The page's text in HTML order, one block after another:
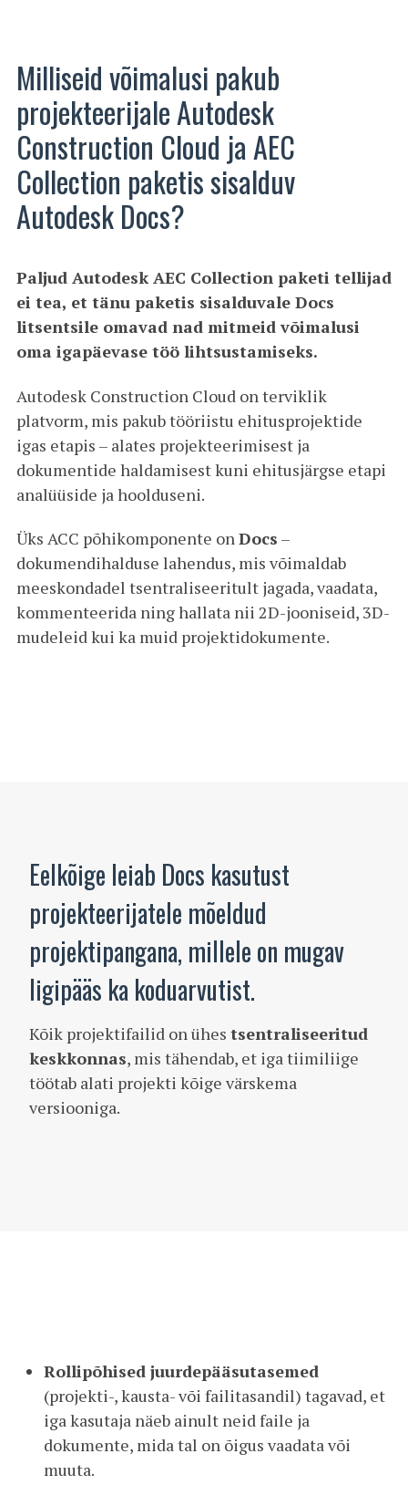
Milliseid võimalusi pakub
projekteerijale Autodesk
Construction Cloud ja AEC
Collection paketis sisalduv
Autodesk Docs?
Paljud Autodesk AEC Collection paketi tellijad
ei tea, et tänu paketis sisalduvale Docs
litsentsile omavad nad mitmeid võimalusi
oma igapäevase töö lihtsustamiseks.
Autodesk Construction Cloud on terviklik
platvorm, mis pakub tööriistu ehitusprojektide
igas etapis – alates projekteerimisest ja
dokumentide haldamisest kuni ehitusjärgse etapi
analüüside ja hoolduseni.
Üks ACC põhikomponente onDocs –
dokumendihalduse lahendus, mis võimaldab
meeskondadel tsentraliseeritult jagada, vaadata,
kommenteerida ning hallata nii 2D-jooniseid, 3D-
mudeleid kui ka muid projektidokumente.
Eelkõige leiab Docs kasutust
projekteerijatele mõeldud
projektipangana, millele on mugav
ligipääs ka koduarvutist.
Kõik projektifailid on ühes tsentraliseeritud
keskkonnas, mis tähendab, et iga tiimiliige
töötab alati projekti kõige värskema
versiooniga.
Rollipõhised juurdepääsutasemed
(projekti-, kausta- või failitasandil) tagavad, et
iga kasutaja näeb ainult neid faile ja
dokumente, mida tal on õigus vaadata või
muuta.